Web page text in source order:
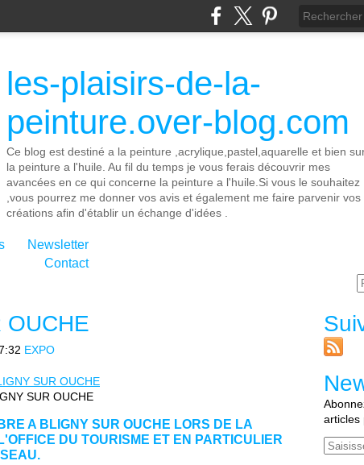
les-plaisirs-de-la-
peinture.over-blog.com
Ce blog est destiné a la peinture ,acrylique,pastel,aquarelle et bien
la peinture a l'huile. Au fil du temps je vous ferais découvrir mes
avancées en ce qui concerne la peinture a l'huile.Si vous le souhaitez
,vous pourrez me donner vos avis et également me faire parvenir vos
créations afin d'établir un échange d'idées .
Newsletter
Contact
OUCHE
EXPO
SUR OUCHE
A BLIGNY SUR OUCHE LORS DE LA
DU TOURISME ET EN PARTICULIER
articles
Email